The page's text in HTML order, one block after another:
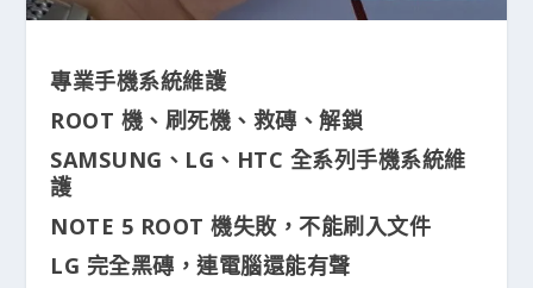
專業手機系統維護
ROOT 機、刷死機、救磚、解鎖
SAMSUNG、LG、HTC 全系列手機系統維
護
NOTE 5 ROOT 機失敗，不能刷入文件
LG 完全黑磚，連電腦還能有聲